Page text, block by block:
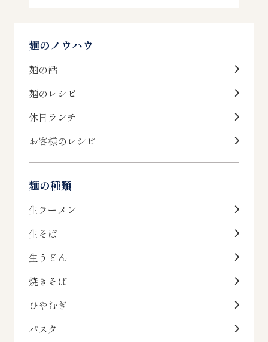
麺のノウハウ
麺の話
麺のレシピ
休日ランチ
お客様のレシピ
麺の種類
生ラーメン
生そば
生うどん
焼きそば
ひやむぎ
パスタ